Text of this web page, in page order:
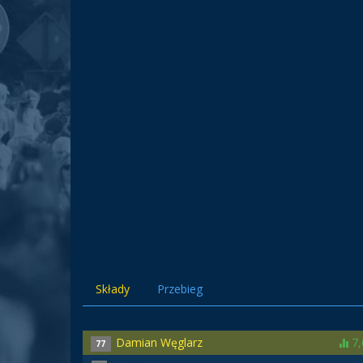
Składy Przebieg
77 Damian Węglarz